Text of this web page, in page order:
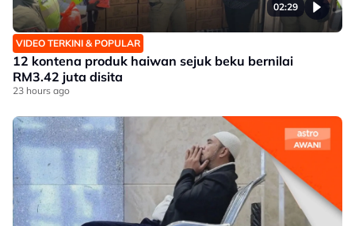
02:29
VIDEO TERKINI & POPULAR
12 kontena produk haiwan sejuk beku bernilai
RM3.42 juta disita
23 hours ago